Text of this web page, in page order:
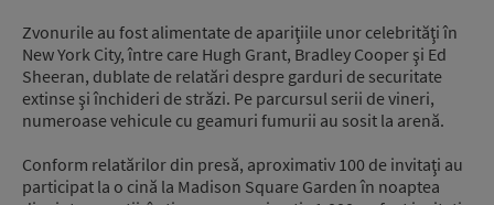
Zvonurile au fost alimentate de apariţiile unor celebrităţi în
New York City, între care Hugh Grant, Bradley Cooper şi Ed
Sheeran, dublate de relatări despre garduri de securitate
extinse şi închideri de străzi. Pe parcursul serii de vineri,
numeroase vehicule cu geamuri fumurii au sosit la arenă.
Conform relatărilor din presă, aproximativ 100 de invitaţi au
participat la o cină la Madison Square Garden în noaptea